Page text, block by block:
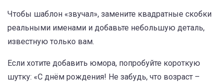
Чтобы шаблон «звучал», замените квадратные скобки
реальными именами и добавьте небольшую деталь,
известную только вам.
Если хотите добавить юмора, попробуйте короткую
шутку: «С днём рождения! Не забудь, что возраст –